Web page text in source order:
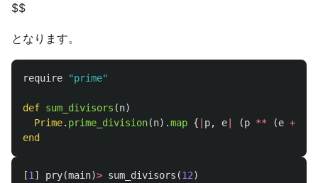
$$
となります。
require "prime"
def sum_divisors (n)
Prime. prime_division(n).map { p, e (p ** (e +
end
[1 ] pry(main)> sum_divisors (12)